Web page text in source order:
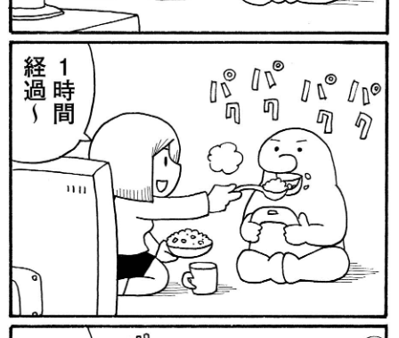
若ゲのいたり〜ゲームクリエイターの青春〜
『うつヌケ』『ペンと箸』等で知られるマンガ家・田中圭
一先生によるゲーム業界レポートマンガです。
なんでゲームは面白い？
ゲーム開発者・hamatsu氏がゲームの魅力を画面や操作の
具体的な形から解き明かしていく、硬派で骨太な評論連載
です。
ゲームが変えた日本語
「経験値」「裏技」「ラスボス」… ゲームにまつわる言葉
の起源や用法の変遷を、コンピューター文化史研究家・タ
イニーP氏が徹底調査。
カテゴリ
特集記事
マンガ